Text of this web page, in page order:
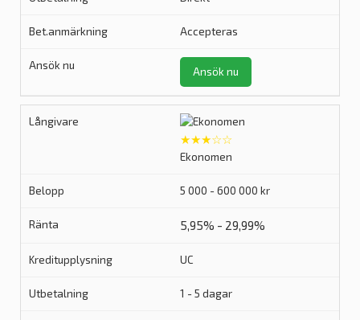
Accepteras
Ansök nu
★★★☆☆
Ekonomen
5 000 - 600 000 kr
5,95% - 29,99%
UC
1 - 5 dagar